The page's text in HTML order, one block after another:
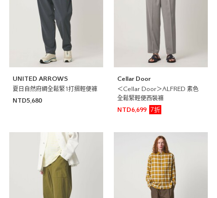
UNITED ARROWS
夏日自然府綢全鬆緊1打摺輕便褲
NTD5,680
Cellar Door
＜Cellar Door＞ALFRED 素色
全鬆緊輕便西裝褲
NTD6,699
7折